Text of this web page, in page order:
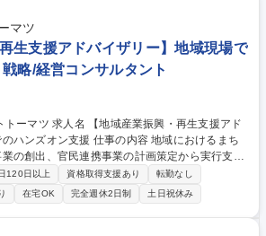
マツ
生支援アドバイザリー】地域現場で
略/経営コンサルタント
振興・再生支援アド
仕事の内容 地域におけるまち
の創出、官民連携事業の計画策定から実行支援
事例】■地域の様々な行政計画等の策定・実行支
整・実行支援■まち
営支援（経営管理体制構築、収益力強化等）■官
事業計画の策定、実行支援■地域の遊休不動産/
120日以上 資格取得支援あり
転勤なし
在宅OK 完全週休2日制 土日祝休み